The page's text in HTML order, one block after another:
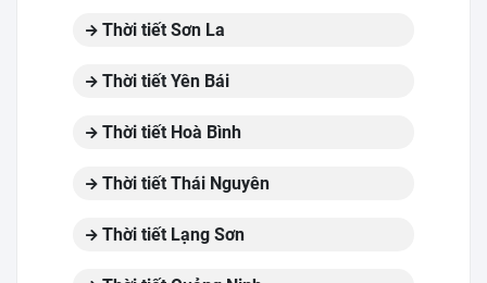
Thời tiết Sơn La
Thời tiết Yên Bái
Thời tiết Hoà Bình
Thời tiết Thái Nguyên
Thời tiết Lạng Sơn